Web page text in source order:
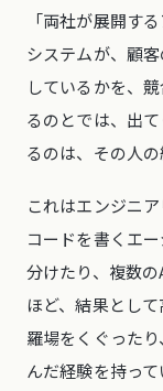
「両社が展開す
システムが、顧
しているかを、
るのとでは、出
るのは、その人
これはエンジニ
コードを書くエ
分けたり、複数
ほど、結果とし
羅場をくぐった
んだ経験を持っ